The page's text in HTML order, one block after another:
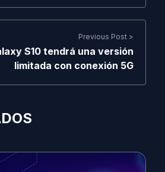
Previous Post >
S10 tendrá una versión
limitada con conexión 5G